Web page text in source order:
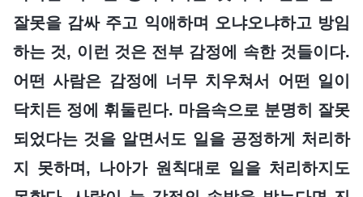
잘못을 감싸 주고 익애하며 오냐오냐하고 방임
하는 것, 이런 것은 전부 감정에 속한 것들이다.
어떤 사람은 감정에 너무 치우쳐서 어떤 일이
닥치든 정에 휘둘린다. 마음속으로 분명히 잘못
되었다는 것을 알면서도 일을 공정하게 처리하
지 못하며, 나아가 원칙대로 일을 처리하지도